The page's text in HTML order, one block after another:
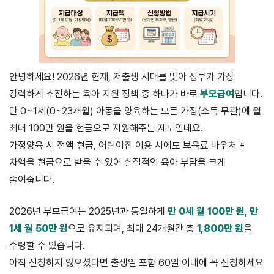
안녕하세요! 2026년 현재, 저출생 시대를 맞아 정부가 가장
강력하게 추진하는 육아 지원 정책 중 하나가 바로 부모급여 입니다.
만 0~1세(0~23개월) 아동을 양육하는 모든 가정(소득 무관)에 월
최대 100만 원을 현금으로 지원해주는 제도인데요.
가정양육 시 전액 현금, 어린이집 이용 시에도 보육료 바우처 +
차액을 현금으로 받을 수 있어 실질적인 육아 부담을 크게
줄여줍니다.
2026년 부모급여는 2025년과 동일하게 만 0세 월 100만 원, 만
1세 월 50만 원으로 유지되며, 최대 24개월간 총 1,800만 원을
수령할 수 있습니다.
아직 신청하지 않으셨다면 출생일 포함 60일 이내에 꼭 신청하세요